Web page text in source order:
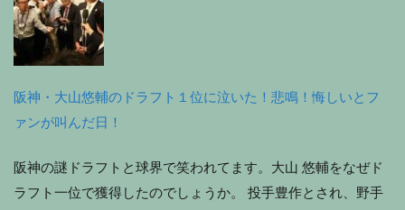
阪神・大山悠輔のドラフト１位に泣いた！悲鳴！悔しいとフ
ァンが叫んだ日！
阪神の謎ドラフトと球界で笑われてます。大山 悠輔をなぜド
ラフト一位で獲得したのでしょうか。 投手豊作とされ、野手